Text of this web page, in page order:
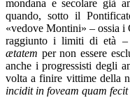
mondana e secolare già
quando, sotto il
«vedove Montini» – ossia i
raggiunto i limiti di età –
ætatem per non essere
anche i progressisti degli
volta a finire vittime della
incidit in foveam quam fecit